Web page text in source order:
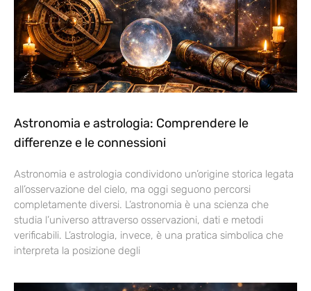
Astronomia e astrologia: Comprendere le
differenze e le connessioni
Astronomia e astrologia condividono un’origine storica legata
all’osservazione del cielo, ma oggi seguono percorsi
completamente diversi. L’astronomia è una scienza che
studia l’universo attraverso osservazioni, dati e metodi
verificabili. L’astrologia, invece, è una pratica simbolica che
interpreta la posizione degli